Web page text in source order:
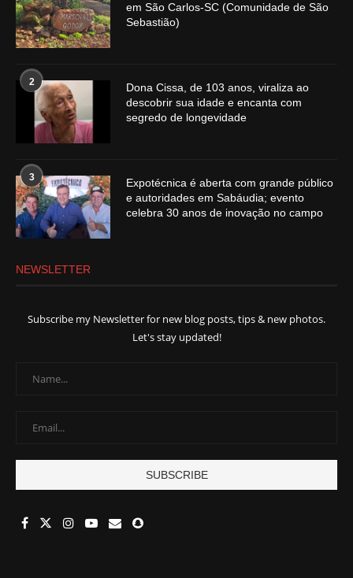
em São Carlos-SC (Comunidade de São
Sebastião)
2
Dona Cissa, de 103 anos, viraliza ao
descobrir sua idade e encanta com
segredo de longevidade
3
Expotécnica é aberta com grande público
e autoridades em Sabáudia; evento
celebra 30 anos de inovação no campo
NEWSLETTER
Subscribe my Newsletter for new blog posts, tips & new photos.
Let's stay updated!